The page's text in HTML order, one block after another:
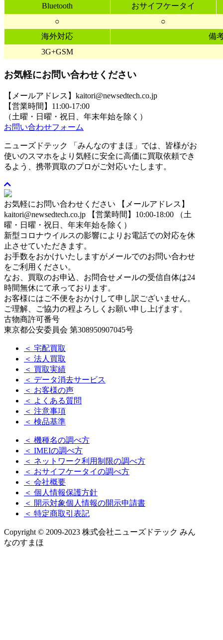
Bluetooth
おサイフケータイ
○
○
海外対応
備
3G+GSM
お気軽にお問い合わせください
【メールアドレス】kaitori@newsedtech.co.jp
【営業時間】11:00-17:00
（土曜・日曜・祝日、年末年始を除く）
お問い合わせフォーム
ニューズドテック 「みんなのすまほ」では、皆様がお
使いのスマホをより気軽に安全に高価に買取依頼でき
るよう、携帯買取のプロがご対応いたします。
お気軽にお問い合わせください
【メールアドレス】
kaitori@newsedtech.co.jp
【営業時間】10:00-18:00 （土
曜・日曜・祝日、年末年始を除く）
新型コロナウイルスの影響によりお電話での対応を休
止させていただきます。
お手数をおかけいたしますがメールでのお問い合わせ
をご利用ください。
なお、買取のお申込、お問合せメールの受信自体は24
時間無休にて承っております。
お客様にはご不便をおかけして申し訳ございません。
ご理解、ご協力の程よろしくお願い申し上げます。
古物商許可番号
東京都公安委員会 第308950907045号
＜ 宅配買取
＜ 法人買取
＜ 買取実績
＜ データ消去サービス
＜ お客様の声
＜ よくある質問
＜ 注意事項
＜ 検品基準
＜ 機種名の調べ方
＜ IMEIの調べ方
＜ ネットワーク利用制限の調べ方
＜ おサイフケータイの調べ方
＜ 会社概要
＜ 個人情報保護方針
＜ 開示対象個人情報の開示申請書
＜ 特定商取引表記
Copyright © 2009-2023 株式会社ニューズドテック みん
なのすまほ